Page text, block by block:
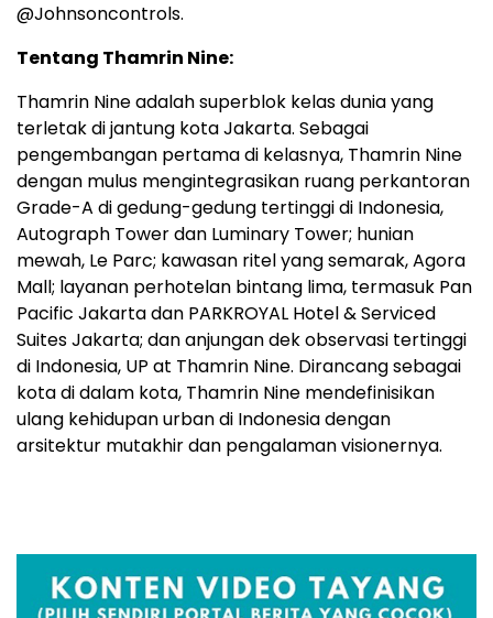
@Johnsoncontrols.
Tentang Thamrin Nine:
Thamrin Nine adalah superblok kelas dunia yang
terletak di jantung kotaJakarta. Sebagai
pengembangan pertama di kelasnya, Thamrin Nine
dengan mulus mengintegrasikan ruang perkantoran
Grade-A di gedung-gedung tertinggi di Indonesia,
Autograph Tower dan Luminary Tower; hunian
mewah, Le Parc; kawasan ritel yang semarak, Agora
Mall; layanan perhotelan bintang lima, termasuk Pan
Pacific Jakarta dan PARKROYAL Hotel & Serviced
Suites Jakarta; dan anjungan dek observasi tertinggi
di Indonesia, UP at Thamrin Nine. Dirancang sebagai
kota di dalam kota, Thamrin Nine mendefinisikan
ulang kehidupan urban di Indonesiadengan
arsitektur mutakhir dan pengalaman visionernya.